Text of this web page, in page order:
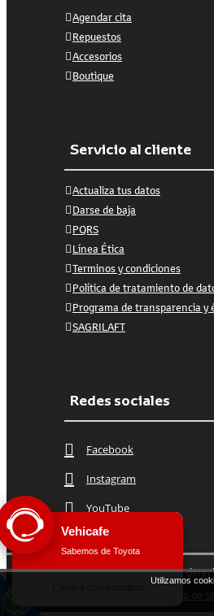
Agendar cita
Repuestos
Accesorios
Boutique
Servicio al cliente
Actualiza tus datos
Darse de baja
PQRS
Línea Ética
Terminos y condiciones
Política de tratamiento de
Programa de transparencia y
SAGRILAFT
Redes sociales
Facebook
Instagram
YouTube
2026 Vehicafe©. Todos los
Términos y condicionesUtilizamos